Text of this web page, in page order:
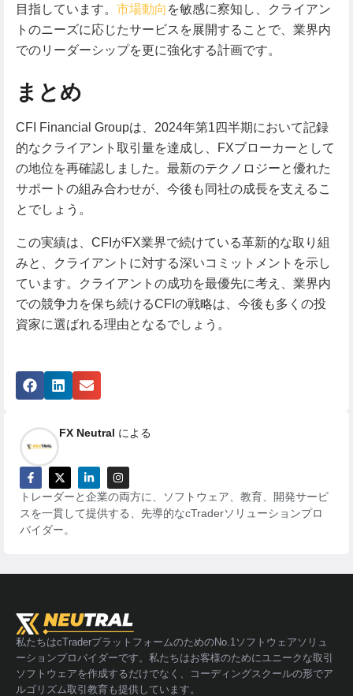
目指しています。 市場動向 を敏感に察知し、クライアン
トのニーズに応じたサービスを展開することで、業界内
でのリーダーシップを更に強化する計画です。
まとめ
CFI Financial Groupは、2024年第1四半期において記録
的なクライアント取引量を達成し、FXブローカーとして
の地位を再確認しました。最新のテクノロジーと優れた
サポートの組み合わせが、今後も同社の成長を支えるこ
とでしょう。
この実績は、CFIがFX業界で続けている革新的な取り組
みと、クライアントに対する深いコミットメントを示し
ています。クライアントの成功を最優先に考え、業界内
での競争力を保ち続けるCFIの戦略は、今後も多くの投
資家に選ばれる理由となるでしょう。
FX Neutral による
トレーダーと企業の両方に、ソフトウェア、教育、開発サービ
スを一貫して提供する、先導的なcTraderソリューションプロ
バイダー。
私たちはcTraderプラットフォームのためのNo.1ソフトウェアソリュ
ーションプロバイダーです。私たちはお客様のためにユニークな取引
ソフトウェアを作成するだけでなく、コーディングスクールの形でア
ルゴリズム取引教育も提供しています。